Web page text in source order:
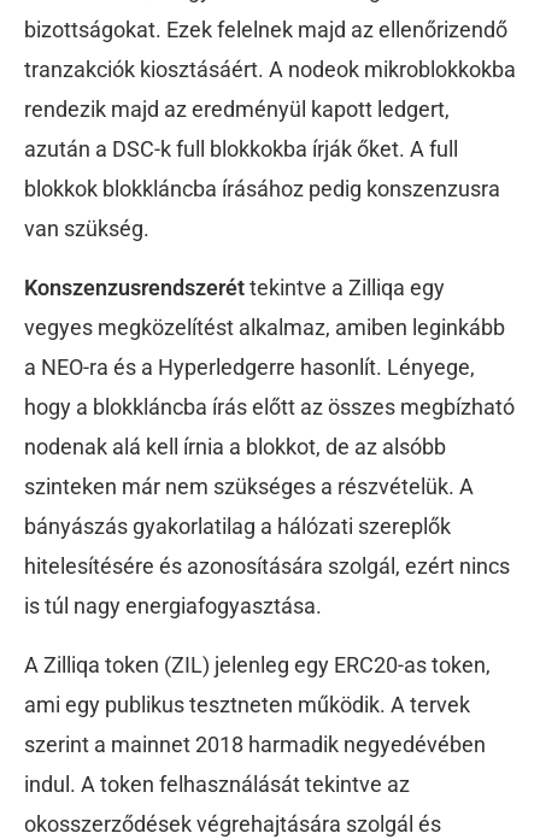
bizottságokat. Ezek felelnek majd az ellenőrizendő
tranzakciók kiosztásáért. A nodeok mikroblokkokba
rendezik majd az eredményül kapott ledgert,
azután a DSC-k full blokkokba írják őket. A full
blokkok blokkláncba írásához pedig konszenzusra
van szükség.
Konszenzusrendszeréttekintve a Zilliqa egy
vegyes megközelítést alkalmaz, amiben leginkább
a NEO-ra és a Hyperledgerre hasonlít. Lényege,
hogy a blokkláncba írás előtt az összes megbízható
nodenak alá kell írnia a blokkot, de az alsóbb
szinteken már nem szükséges a részvételük. A
bányászás gyakorlatilag a hálózati szereplők
hitelesítésére és azonosítására szolgál, ezért nincs
is túl nagy energiafogyasztása.
A Zilliqa token (ZIL) jelenleg egy ERC20-as token,
ami egy publikus tesztneten működik. A tervek
szerint a mainnet 2018 harmadik negyedévében
indul. A token felhasználását tekintve az
okosszerződések végrehajtására szolgál és